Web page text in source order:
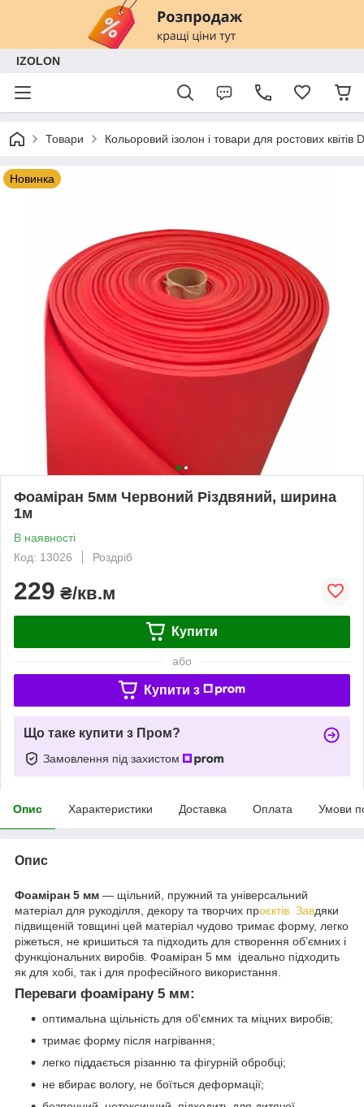
IZOLON
Товари Кольоровий ізолон і товари для ростових квітів
Новинка
Фоаміран 5мм Червоний Різдвяний, ширина
1м
В наявності
Код: 13026
Роздріб
229 ₴/кв.м
Купити
або
Купити з
Що таке купити з Пром?
Замовлення під захистом
Опис Характеристики Доставка Оплата Умови
Опис
Фоаміран 5 мм — щільний, пружний та універсальний
матеріал для рукоділля, декору та творчих проєктів. Завдяки
підвищеній товщині цей матеріал чудово тримає форму, легко
ріжеться, не кришиться та підходить для створення об’ємних і
функціональних виробів. Фоаміран 5 мм ідеально підходить
як для хобі, так і для професійного використання.
Переваги фоамірану 5 мм:
оптимальна щільність для об'ємних та міцних виробів;
тримає форму після нагрівання;
легко піддається різанню та фігурній обробці;
не вбирає вологу, не боїться деформації;